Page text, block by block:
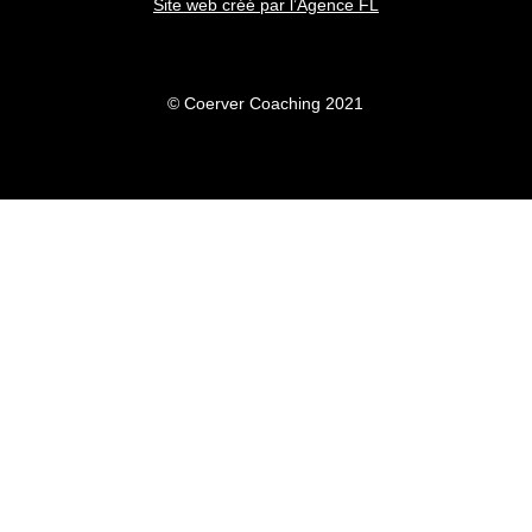
Site web créé par l’Agence FL
© Coerver Coaching 2021